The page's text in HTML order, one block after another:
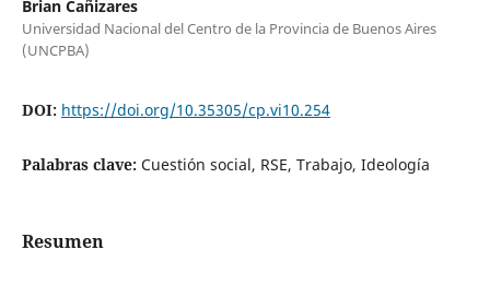
Brian Cañizares
Universidad Nacional del Centro de la Provincia de Buenos Aires
(UNCPBA)
DOI: https://doi.org/10.35305/cp.vi10.254
Palabras clave: Cuestión social, RSE, Trabajo, Ideología
Resumen